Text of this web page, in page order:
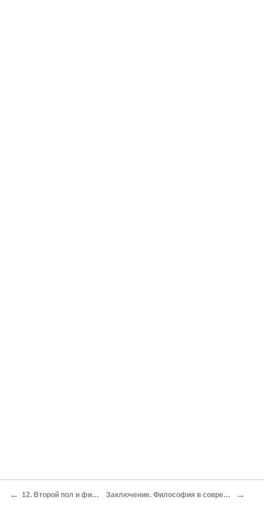
← 12. Второй пол и философия Заключение. Философия в современном мире →